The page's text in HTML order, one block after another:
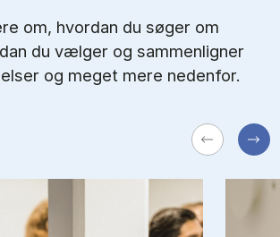
om, hvordan du søger om
du vælger og sammenligner
og meget mere nedenfor.